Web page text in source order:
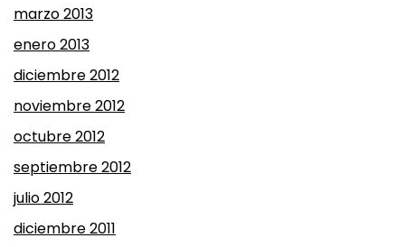
marzo 2013
enero 2013
diciembre 2012
noviembre 2012
octubre 2012
septiembre 2012
julio 2012
diciembre 2011